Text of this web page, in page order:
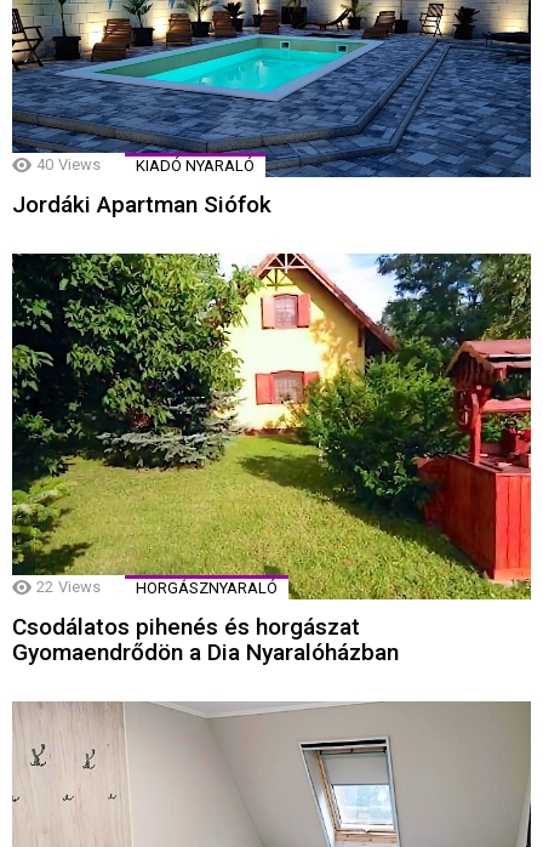
40 Views KIADÓ NYARALÓ
Jordáki Apartman Siófok
22 Views HORGÁSZNYARALÓ
Csodálatos pihenés és horgászat
Gyomaendrődön a Dia Nyaralóházban